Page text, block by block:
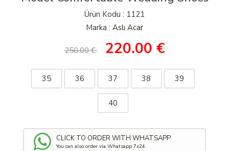
Ürün Kodu : 1121
Marka : Aslı Acar
250.00 € 220.00 €
35 36 37 38 39
40
CLICK TO ORDER WITH WHATSAPP
You can also order via Whatsapp 7x24.